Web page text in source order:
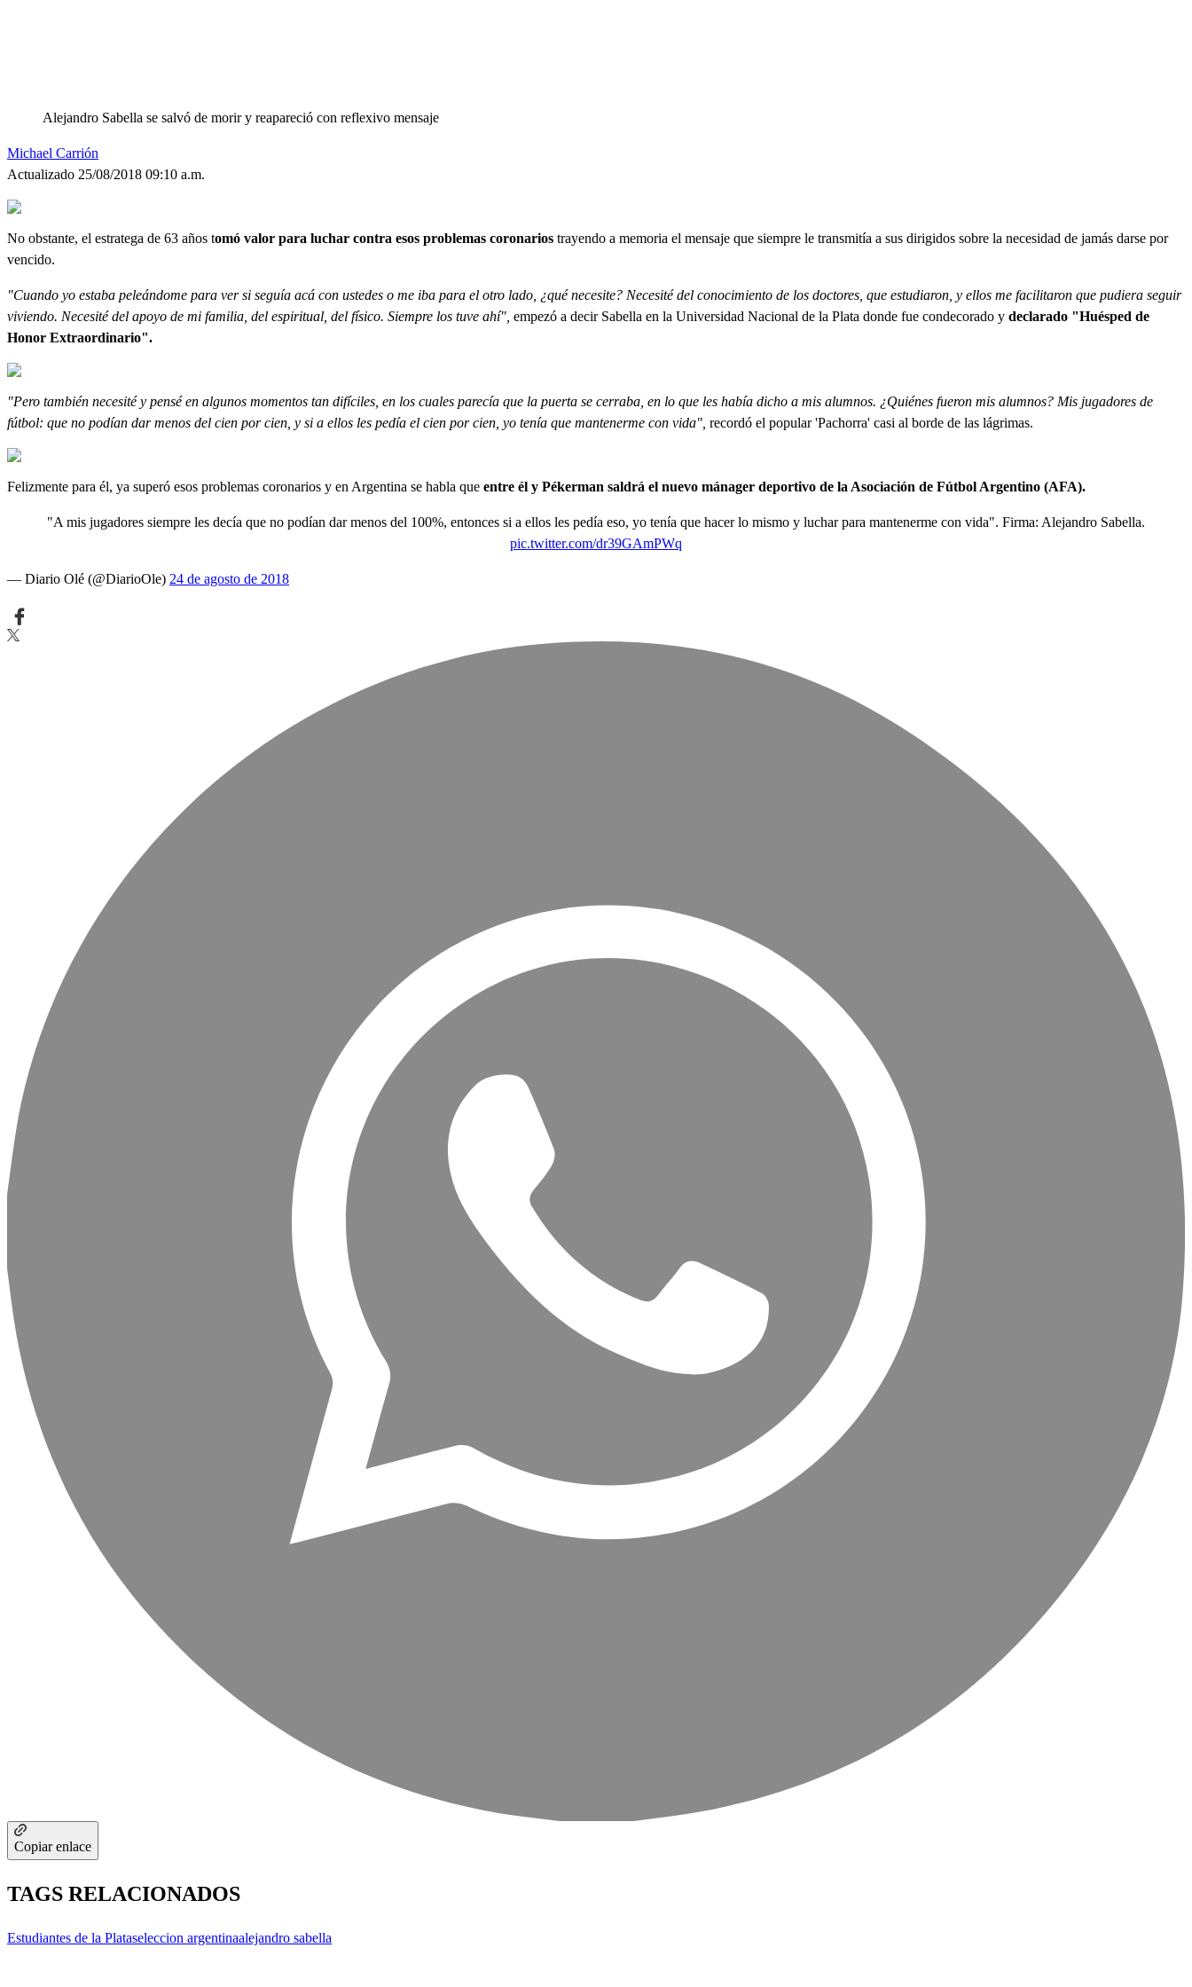
Alejandro Sabella se salvó de morir y reapareció con reflexivo mensaje
Michael Carrión
Actualizado 25/08/2018 09:10 a.m.
No obstante, el estratega de 63 años tomó valor para luchar contra esos problemas coronarios trayendo a memoria el mensaje que siempre le transmitía a sus dirigidos sobre la necesidad de jamás darse por
vencido.
"Cuando yo estaba peleándome para ver si seguía acá con ustedes o me iba para el otro lado, ¿qué necesite? Necesité del conocimiento de los doctores, que estudiaron, y ellos me facilitaron que pudiera seguir
viviendo. Necesité del apoyo de mi familia, del espiritual, del físico. Siempre los tuve ahí", empezó a decir Sabella en la Universidad Nacional de la Plata donde fue condecorado y declarado "Huésped de
Honor Extraordinario".
"Pero también necesité y pensé en algunos momentos tan difíciles, en los cuales parecía que la puerta se cerraba, en lo que les había dicho a mis alumnos. ¿Quiénes fueron mis alumnos? Mis jugadores de
fútbol: que no podían dar menos del cien por cien, y si a ellos les pedía el cien por cien, yo tenía que mantenerme con vida", recordó el popular 'Pachorra' casi al borde de las lágrimas.
Felizmente para él, ya superó esos problemas coronarios y en Argentina se habla que entre él y Pékerman saldrá el nuevo mánager deportivo de la Asociación de Fútbol Argentino (AFA).
"A mis jugadores siempre les decía que no podían dar menos del 100%, entonces si a ellos les pedía eso, yo tenía que hacer lo mismo y luchar para mantenerme con vida". Firma: Alejandro Sabella.
pic.twitter.com/dr39GAmPWq
— Diario Olé (@DiarioOle) 24 de agosto de 2018
Copiar enlace
TAGS RELACIONADOS
Estudiantes de la Plataseleccion argentinaalejandro sabella